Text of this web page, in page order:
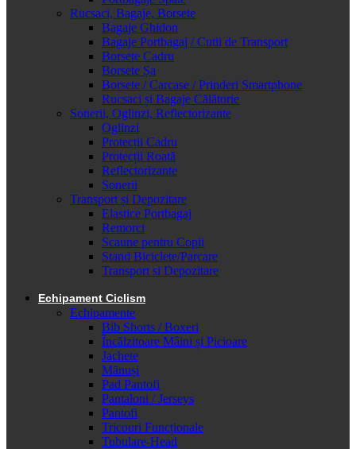
Rucsaci, Bagaje, Borsete
Bagaje Ghidon
Bagaje Portbagaj / Cutii de Transport
Borsete Cadru
Borsete Șa
Borsete / Carcase / Prinderi Smartphone
Rucsaci și Bagaje Călătorie
Sonerii, Oglinzi, Reflectorizante
Oglinzi
Protecții Cadru
Protecții Roată
Reflectorizante
Sonerii
Transport și Depozitare
Elastice Portbagaj
Remorci
Scaune pentru Copii
Stand Biciclete/Parcare
Transport si Depozitare
Echipament Ciclism
Echipamente
Bib Shorts / Boxeri
Încălzitoare Mâini și Picioare
Jachete
Mănuși
Pad Pantofi
Pantaloni / Jerseys
Pantofi
Tricouri Funcționale
Tubulare-Head